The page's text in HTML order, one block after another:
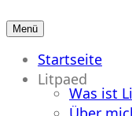
Menü
Primäres
Menü
Startseite
Litpaed
Was ist